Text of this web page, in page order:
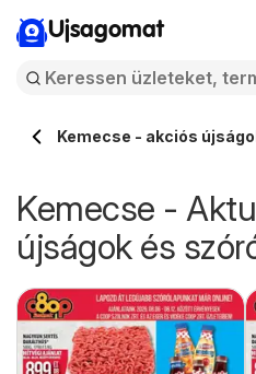
Ujsagomat
Kemecse - akciós
Kemecse -
újságok és